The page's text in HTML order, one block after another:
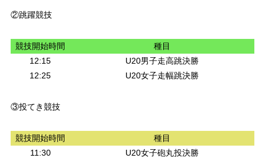
②跳躍競技
競技開始時間
種目
12:15
U20男子走高跳決勝
12:25
U20女子走幅跳決勝
③投てき競技
競技開始時間
種目
11:30
U20女子砲丸投決勝